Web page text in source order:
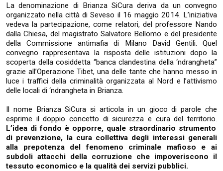
La denominazione di Brianza SiCura deriva da un convegno
organizzato nella città di Seveso il 16 maggio 2014. L’iniziativa
vedeva la partecipazione, come relatori, del professore Nando
dalla Chiesa, del magistrato Salvatore Bellomo e del presidente
della Commissione antimafia di Milano David Gentili. Quel
convegno rappresentava la risposta delle istituzioni dopo la
scoperta della cosiddetta “banca clandestina della ‘ndrangheta”
grazie all’Operazione Tibet, una delle tante che hanno messo in
luce i traffici della criminalità organizzata al Nord e l’attivismo
delle locali di ‘ndrangheta in Brianza.
Il nome Brianza SiCura si articola in un gioco di parole che
esprime il doppio concetto di sicurezza e cura del territorio.
L’idea di fondo è opporre, quale straordinario strumento
di prevenzione, la cura collettiva degli interessi generali
alla prepotenza del fenomeno criminale mafioso e ai
subdoli attacchi della corruzione che impoveriscono il
tessuto economico e la qualità dei servizi pubblici.